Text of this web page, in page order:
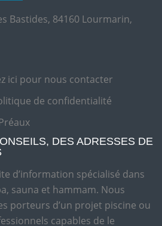
Bastides, 84160 Lourmarin,
ici pour nous contacter
de confidentialité
DES ADRESSES DE
d’information spécialisé dans
sauna et hammam. Nous
porteurs d’un projet piscine ou
capables de le